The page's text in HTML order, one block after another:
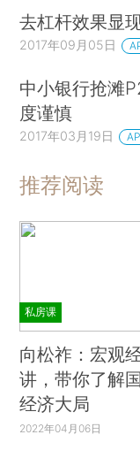
去杠杆效果显
2017年09月05日
中小银行抢滩
度谨慎
2017年03月19日
推荐阅读
私房课
向松祚：宏观
讲，带你了解
经济大局
2022年04月06日